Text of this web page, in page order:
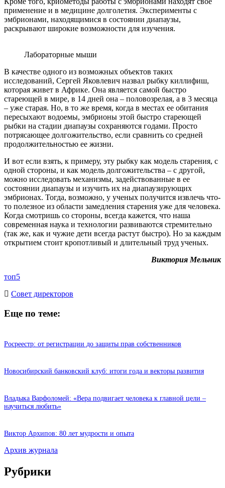
применение и в медицине долголетия. Эксперименты с
эмбрионами, находящимися в состоянии диапаузы,
раскрывают широкие возможности для изучения.
Лабораторные мыши
В качестве одного из возможных объектов таких
исследований, Сергей Яковлевич назвал рыбку киллифиш,
которая живет в Африке. Она является самой быстро
стареющей в мире, в 14 дней она – половозрелая, а в 3 месяца
– уже старая. Но, в то же время, когда в местах ее обитания
пересыхают водоемы, эмбрионы этой быстро стареющей
рыбки на стадии диапаузы сохраняются годами. Просто
потрясающее долгожительство, если сравнить со средней
продолжительностью ее жизни.
И вот если взять, к примеру, эту рыбку как модель старения, с
одной стороны, и как модель долгожительства – с другой,
можно исследовать механизмы, задействованные в ее
состоянии диапаузы и изучить их на диапаузирующих
эмбрионах. Тогда, возможно, у ученых получится извлечь что-
то полезное из области замедления старения уже для человека.
Когда смотришь со стороны, всегда кажется, что наша
современная наука и технологии развиваются стремительно
(так же, как и чужие дети всегда растут быстро). Но за каждым
открытием стоит кропотливый и длительный труд ученых.
Виктория Мельник
топ5
Cовет директоров
Еще по теме:
Росреестр: от регистрации до защиты прав собственников
Новосибирский банковский клуб: итоги года и векторы развития
Владыка Варфоломей: «Вера подвигает человека к главной цели –
научиться любить»
Виктор Архипов: 80 лет мудрости и опыта
Архив журнала
Рубрики